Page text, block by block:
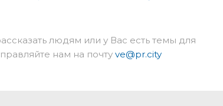
людям или у Вас есть темы для
нам на почту ve@pr.city